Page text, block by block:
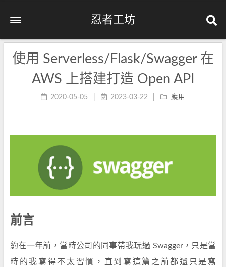
忍者工坊
使用 Serverless/Flask/Swagger 在
AWS 上搭建打造 Open API
2020-05-05 2023-03-22 應用
前言
約在一年前，當時公司的同事帶我玩過 Swagger，只是當
時的我寫得不太習慣，直到寫這篇之前都還只是寫